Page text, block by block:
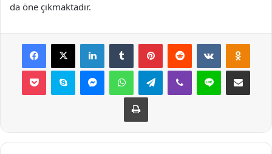
da öne çıkmaktadır.
Facebook
X LinkedInTumblr PinterestReddit VKontakte
Pocket Skype MessengerWhatsAppTelegramViber Line E-Posta ile
Yazdır